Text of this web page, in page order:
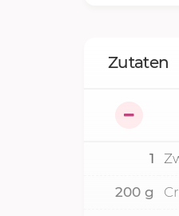
Zutaten
1
200 g